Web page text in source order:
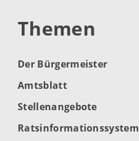
Themen
Der Bürgermeister
Amtsblatt
Stellenangebote
Ratsinformationssystem